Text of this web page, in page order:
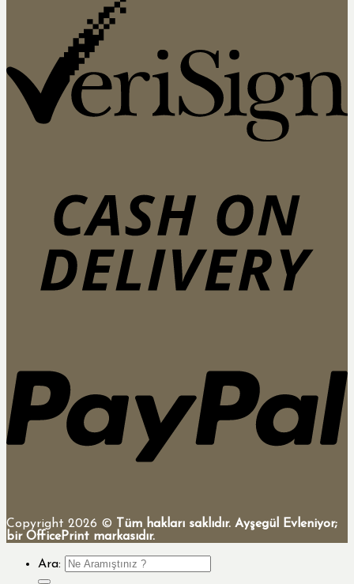
Copyright 2026 © Tüm hakları saklıdır. Ayşegül Evleniyor;
bir OfficePrint markasıdır.
Ara: